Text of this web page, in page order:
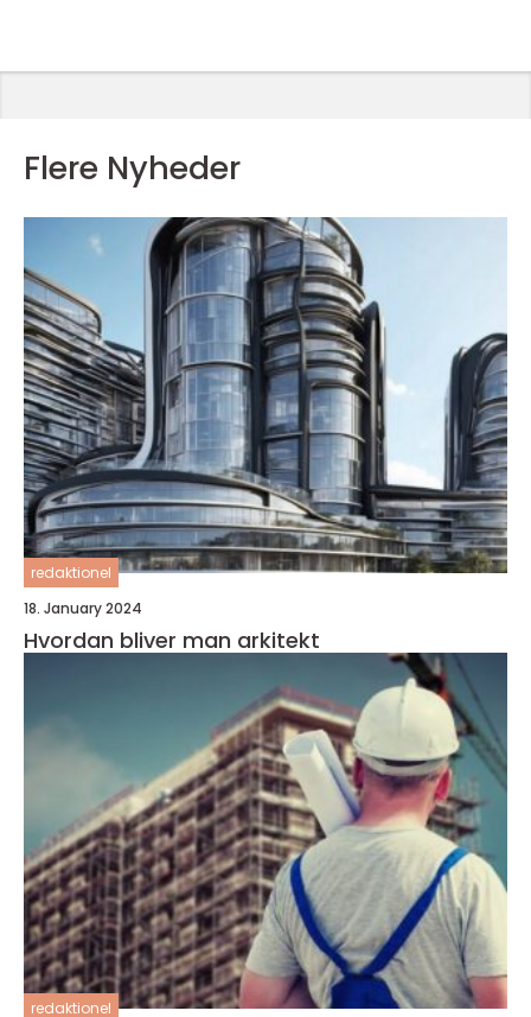
Flere Nyheder
redaktionel
18. January 2024
Hvordan bliver man arkitekt
redaktionel